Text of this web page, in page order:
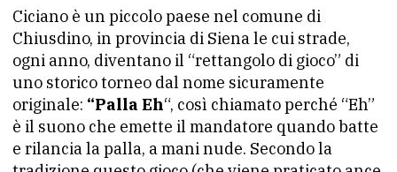
Ciciano è un piccolo paese nel comune di
Chiusdino, in provincia di Siena le cui strade,
ogni anno, diventano il “rettangolo di gioco” di
uno storico torneo dal nome sicuramente
originale: “Palla Eh“, così chiamato perché “Eh”
è il suono che emette il mandatore quando batte
e rilancia la palla, a mani nude. Secondo la